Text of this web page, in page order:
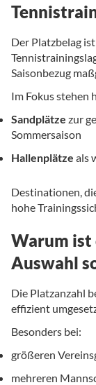
Der Platzbelag
Saisonbezug
Im Fokus stehen
Sandplätze zur
Sommersaison
Hallenplätze als
Destinationen,
hohe
Warum ist
Auswahl
Die Platzanzahl
effizient
Besonders bei:
größeren
mehreren